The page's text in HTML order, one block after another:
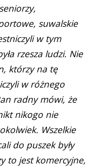
suwalskie
w tym
rzesza ludzi. Nie
którzy na tę
w różnego
radny mówi, że
nikogo nie
Wszelkie
do puszek były
to jest komercyjne,